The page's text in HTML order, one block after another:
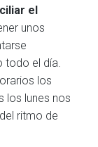
el
unos
el día.
los
los lunes nos
ritmo de